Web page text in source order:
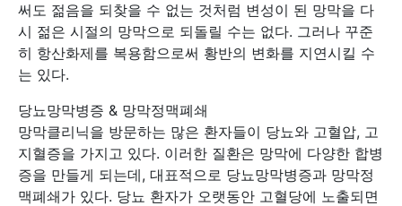
써도 젊음을 되찾을 수 없는 것처럼 변성이 된 망막을 다
시 젊은 시절의 망막으로 되돌릴 수는 없다. 그러나 꾸준
히 항산화제를 복용함으로써 황반의 변화를 지연시킬 수
는 있다.
당뇨망막병증 & 망막정맥폐쇄
망막클리닉을 방문하는 많은 환자들이 당뇨와 고혈압, 고
지혈증을 가지고 있다. 이러한 질환은 망막에 다양한 합병
증을 만들게 되는데, 대표적으로 당뇨망막병증과 망막정
맥폐쇄가 있다. 당뇨 환자가 오랫동안 고혈당에 노출되면